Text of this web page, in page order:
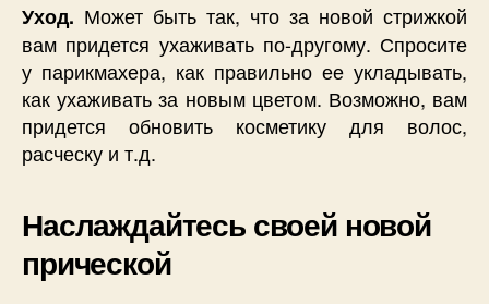
Уход. Может быть так, что за новой стрижкой
вам придется ухаживать по-другому. Спросите
у парикмахера, как правильно ее укладывать,
как ухаживать за новым цветом. Возможно, вам
придется обновить косметику для волос,
расческу и т.д.
Наслаждайтесь своей новой
прической